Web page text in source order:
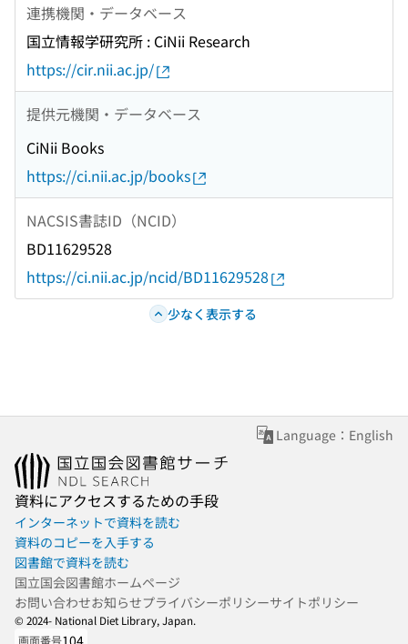
連携機関・データベース
国立情報学研究所 : CiNii Research
https://cir.nii.ac.jp/
提供元機関・データベース
CiNii Books
https://ci.nii.ac.jp/books
NACSIS書誌ID（NCID）
BD11629528
https://ci.nii.ac.jp/ncid/BD11629528
少なく表示する
Language：English
資料にアクセスするための手段
インターネットで資料を読む
資料のコピーを入手する
図書館で資料を読む
国立国会図書館ホームページ
お問い合わせお知らせプライバシーポリシーサイトポリシー
© 2024- National Diet Library, Japan.
画面番号